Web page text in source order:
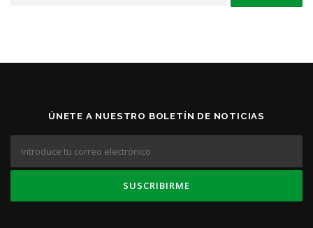
ÚNETE A NUESTRO BOLETÍN DE NOTICIAS